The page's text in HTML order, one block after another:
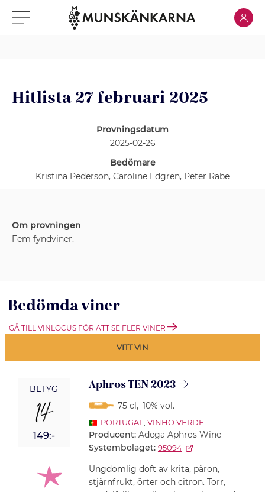
Klicka för meny Klicka
Hitlista 27 februari 2025
Provningsdatum
2025-02-26
Bedömare
Kristina Pederson, Caroline Edgren, Peter Rabe
Om provningen
Fem fyndviner.
Bedömda viner
GÅ TILL VINLOCUS FÖR ATT SE FLER VINER
VITT VIN
BETYG
14
149:-
Aphros TEN 2023
75 cl, 10% vol.
PORTUGAL VINHO VERDE
Producent: Adega Aphros Wine
Systembolaget: 95094
Ungdomlig doft av krita, päron,
stjärnfrukt, örter och citron. Torr,